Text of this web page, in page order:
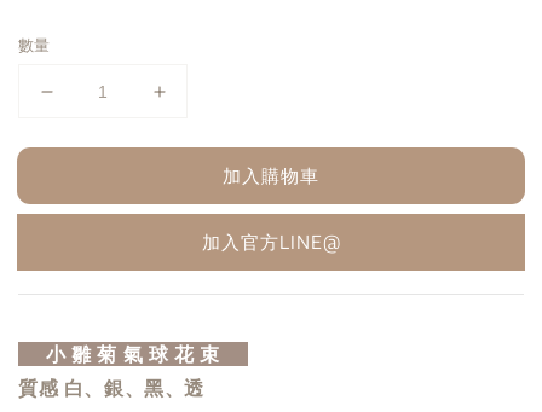
數量
加入購物車
加入官方LINE@
小 雛 菊 氣 球 花 束
質感 白、銀、黑、透